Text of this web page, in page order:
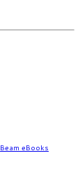
Beam eBooks